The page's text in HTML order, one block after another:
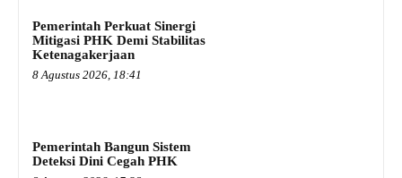
Pemerintah Perkuat Sinergi
Mitigasi PHK Demi Stabilitas
Ketenagakerjaan
8 Agustus 2026, 18:41
Pemerintah Bangun Sistem
Deteksi Dini Cegah PHK